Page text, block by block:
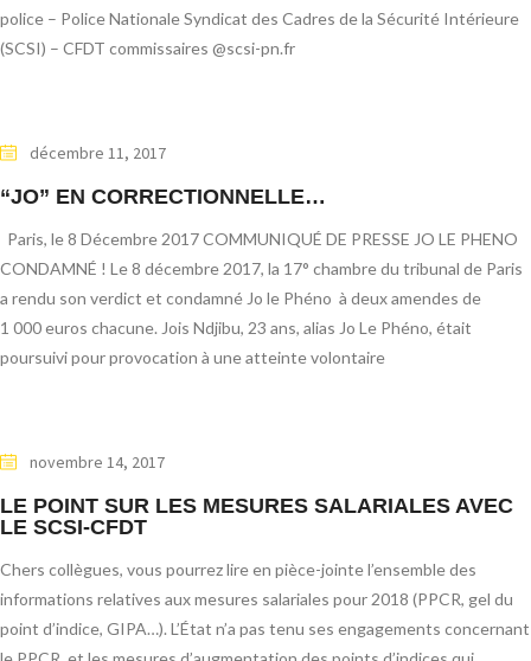
police – Police Nationale Syndicat des Cadres de la Sécurité Intérieure
(SCSI) – CFDT commissaires @scsi-pn.fr
décembre 11, 2017
“JO” EN CORRECTIONNELLE…
Paris, le 8 Décembre 2017 COMMUNIQUÉ DE PRESSE JO LE PHENO
CONDAMNÉ ! Le 8 décembre 2017, la 17° chambre du tribunal de Paris
a rendu son verdict et condamné Jo le Phéno à deux amendes de
1 000 euros chacune. Jois Ndjibu, 23 ans, alias Jo Le Phéno, était
poursuivi pour provocation à une atteinte volontaire
novembre 14, 2017
LE POINT SUR LES MESURES SALARIALES AVEC
LE SCSI-CFDT
Chers collègues, vous pourrez lire en pièce-jointe l’ensemble des
informations relatives aux mesures salariales pour 2018 (PPCR, gel du
point d’indice, GIPA…). L’État n’a pas tenu ses engagements concernant